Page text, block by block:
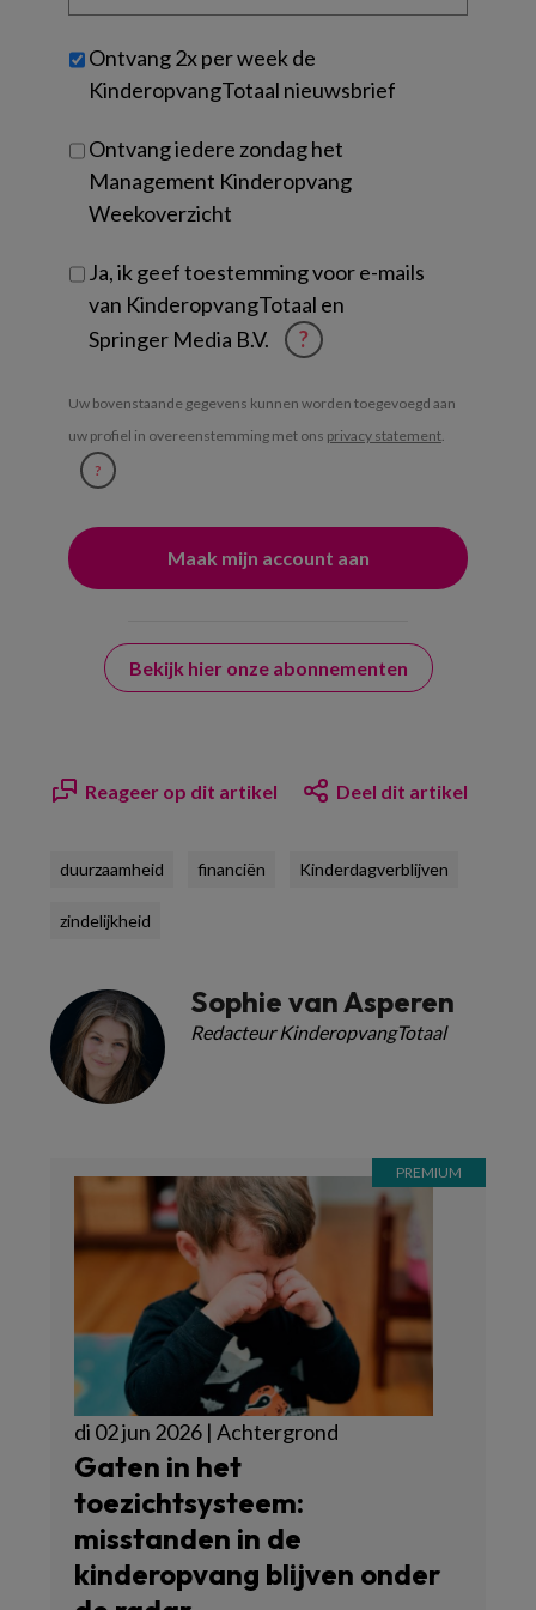
je?
Untitled
Ontvang 2x per week de
KinderopvangTotaal nieuwsbrief
Ontvang iedere zondag het
Management Kinderopvang
Weekoverzicht
Ja, ik geef toestemming voor e-mails
van KinderopvangTotaal en
Springer Media B.V.
?
Uw bovenstaande gegevens kunnen worden toegevoegd aan
uw profiel in overeenstemming met ons privacy statement
?
Bekijk hier onze abonnementen
Reageer op dit artikel Deel dit artikel
duurzaamheid financiën Kinderdagverblijven
zindelijkheid
Sophie van Asperen
Redacteur KinderopvangTotaal
di 02 jun 2026 | Achtergrond
Gaten in het
toezichtsysteem:
misstanden in de
kinderopvang blijven onder